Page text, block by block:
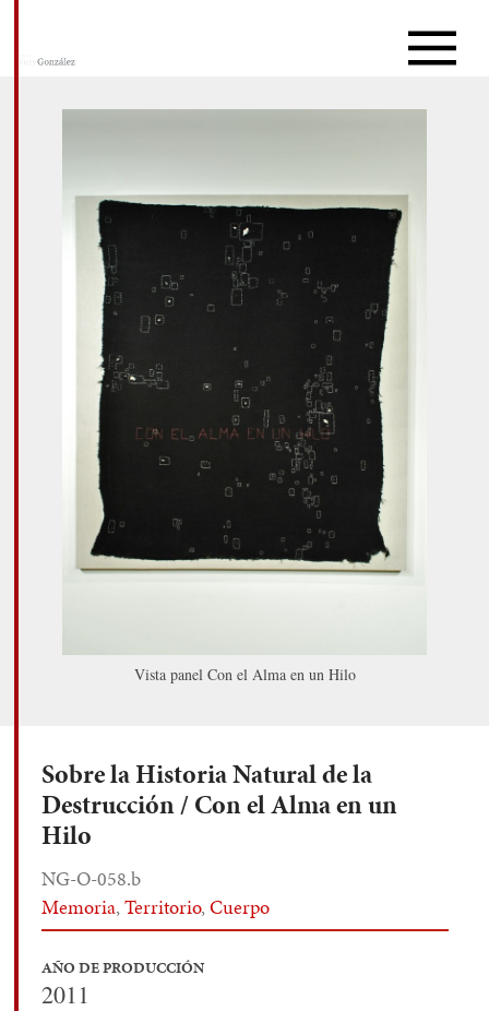
Vista panel Con el Alma en un Hilo
Sobre la Historia Natural de la
Destrucción / Con el Alma en un
Hilo
NG-O-058.b
Memoria,Territorio,Cuerpo
AÑO DE PRODUCCIÓN
2011